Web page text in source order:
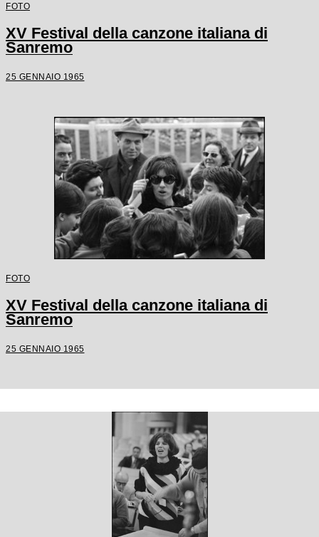
FOTO
XV Festival della canzone italiana di
Sanremo
25 GENNAIO 1965
FOTO
XV Festival della canzone italiana di
Sanremo
25 GENNAIO 1965